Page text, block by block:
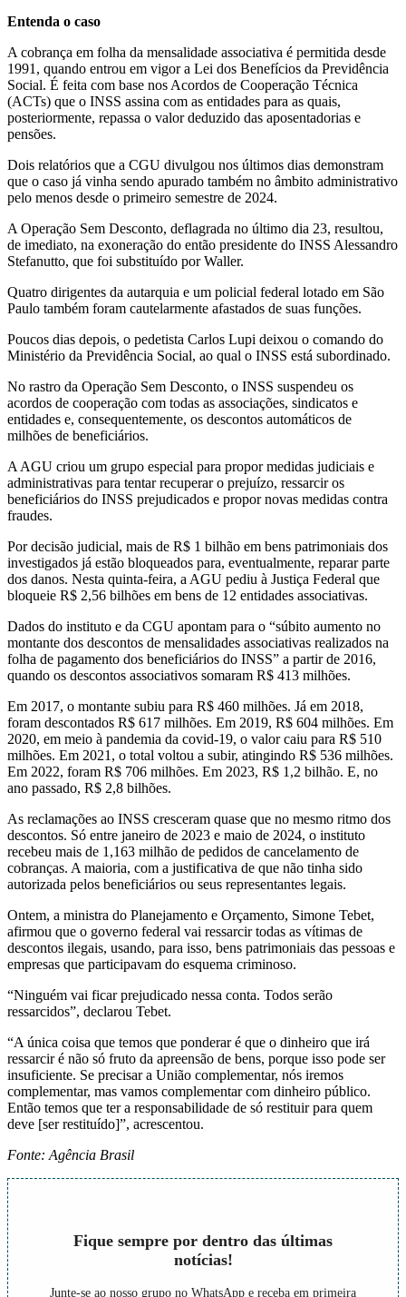
Entenda o caso
A cobrança em folha da mensalidade associativa é permitida desde
1991, quando entrou em vigor a Lei dos Benefícios da Previdência
Social. É feita com base nos Acordos de Cooperação Técnica
(ACTs) que o INSS assina com as entidades para as quais,
posteriormente, repassa o valor deduzido das aposentadorias e
pensões.
Dois relatórios que a CGU divulgou nos últimos dias demonstram
que o caso já vinha sendo apurado também no âmbito administrativo
pelo menos desde o primeiro semestre de 2024.
A Operação Sem Desconto, deflagrada no último dia 23, resultou,
de imediato, na exoneração do então presidente do INSS Alessandro
Stefanutto, que foi substituído por Waller.
Quatro dirigentes da autarquia e um policial federal lotado em São
Paulo também foram cautelarmente afastados de suas funções.
Poucos dias depois, o pedetista Carlos Lupi deixou o comando do
Ministério da Previdência Social, ao qual o INSS está subordinado.
No rastro da Operação Sem Desconto, o INSS suspendeu os
acordos de cooperação com todas as associações, sindicatos e
entidades e, consequentemente, os descontos automáticos de
milhões de beneficiários.
A AGU criou um grupo especial para propor medidas judiciais e
administrativas para tentar recuperar o prejuízo, ressarcir os
beneficiários do INSS prejudicados e propor novas medidas contra
fraudes.
Por decisão judicial, mais de R$ 1 bilhão em bens patrimoniais dos
investigados já estão bloqueados para, eventualmente, reparar parte
dos danos. Nesta quinta-feira, a AGU pediu à Justiça Federal que
bloqueie R$ 2,56 bilhões em bens de 12 entidades associativas.
Dados do instituto e da CGU apontam para o “súbito aumento no
montante dos descontos de mensalidades associativas realizados na
folha de pagamento dos beneficiários do INSS” a partir de 2016,
quando os descontos associativos somaram R$ 413 milhões.
Em 2017, o montante subiu para R$ 460 milhões. Já em 2018,
foram descontados R$ 617 milhões. Em 2019, R$ 604 milhões. Em
2020, em meio à pandemia da covid-19, o valor caiu para R$ 510
milhões. Em 2021, o total voltou a subir, atingindo R$ 536 milhões.
Em 2022, foram R$ 706 milhões. Em 2023, R$ 1,2 bilhão. E, no
ano passado, R$ 2,8 bilhões.
As reclamações ao INSS cresceram quase que no mesmo ritmo dos
descontos. Só entre janeiro de 2023 e maio de 2024, o instituto
recebeu mais de 1,163 milhão de pedidos de cancelamento de
cobranças. A maioria, com a justificativa de que não tinha sido
autorizada pelos beneficiários ou seus representantes legais.
Ontem, a ministra do Planejamento e Orçamento, Simone Tebet,
afirmou que o governo federal vai ressarcir todas as vítimas de
descontos ilegais, usando, para isso, bens patrimoniais das pessoas e
empresas que participavam do esquema criminoso.
“Ninguém vai ficar prejudicado nessa conta. Todos serão
ressarcidos”, declarou Tebet.
“A única coisa que temos que ponderar é que o dinheiro que irá
ressarcir é não só fruto da apreensão de bens, porque isso pode ser
insuficiente. Se precisar a União complementar, nós iremos
complementar, mas vamos complementar com dinheiro público.
Então temos que ter a responsabilidade de só restituir para quem
deve [ser restituído]”, acrescentou.
Fonte: Agência Brasil
Fique sempre por dentro das últimas
notícias!
Junte-se ao nosso grupo no WhatsApp e receba em primeira